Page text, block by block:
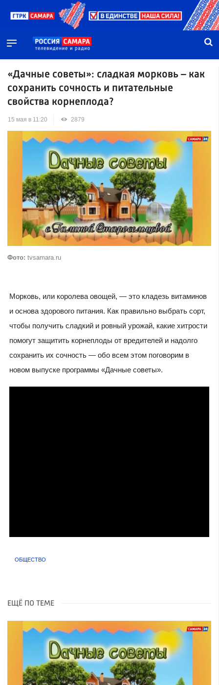
«Дачные советы»: сладкая морковь – как
сохранить сочность и питательные
свойства корнеплода?
15 мая в 11:20 2879
Фото: tvsamara.ru
Морковь, или королева овощей, — это кладезь витаминов
и основа здорового питания. Как правильно выбрать сорт,
чтобы получить сладкий и ровный урожай, какие хитрости
помогут защитить корнеплоды от вредителей и надолго
сохранить их сочность — обо всем этом поговорим в
новом выпуске программы «Дачные советы».
ОБЩЕСТВО
ЕЩЁ ПО ТЕМЕ